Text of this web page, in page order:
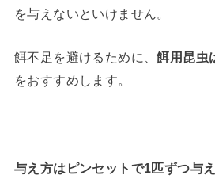
を与えないといけません。
餌不足を避けるために、餌用昆虫
をおすすめします。
与え方はピンセットで1匹ずつ与